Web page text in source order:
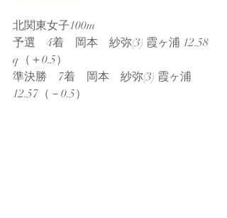
北関東女子100m
予選　4着　岡本　紗弥(3) 霞ヶ浦 12.58
q（＋0.5）
準決勝　7着　岡本　紗弥(3) 霞ヶ浦
12.57（－0.5）